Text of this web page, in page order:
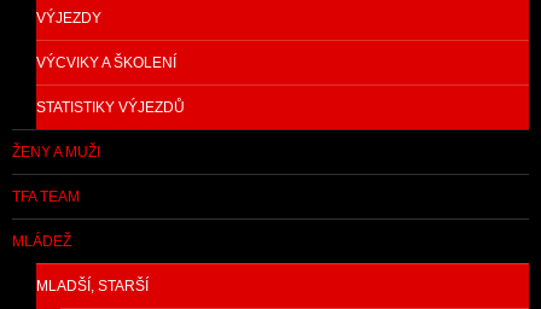
VÝJEZDY
VÝCVIKY A ŠKOLENÍ
STATISTIKY VÝJEZDŮ
ŽENY A MUŽI
TFA TEAM
MLÁDEŽ
MLADŠÍ, STARŠÍ